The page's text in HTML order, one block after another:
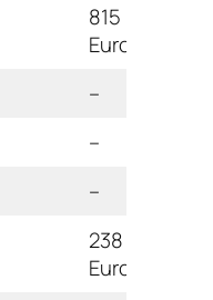
815
Euro
–
–
–
238
Euro